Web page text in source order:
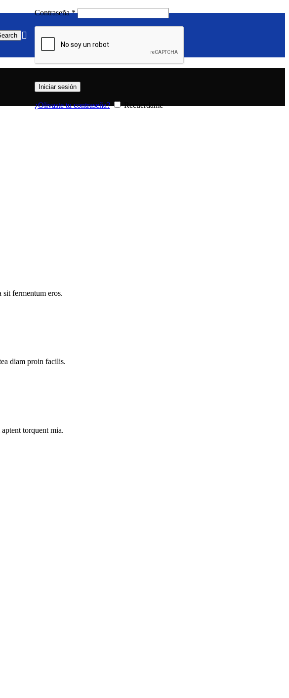
Contraseña*Requerido
Iniciar sesión
¿Olivaste tu contraseña? Recuerdame
fermentum eros.
diam proin facilis.
torquent mia.